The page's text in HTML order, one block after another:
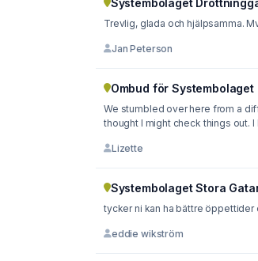
Systembolaget
Trevlig, glada och hjälpsamma.
Jan Peterson
Ombud för Systembolaget
We stumbled over here from a
thought I might
Lizette
Systembolaget Stora
tycker ni kan ha bättre öppettider
eddie wikström